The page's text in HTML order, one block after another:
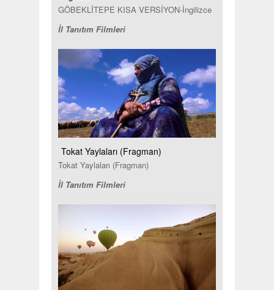
GÖBEKLİTEPE KISA VERSİYON-İngilizce
İl Tanıtım Filmleri
Tokat Yaylaları (Fragman)
Tokat Yaylaları (Fragman)
İl Tanıtım Filmleri